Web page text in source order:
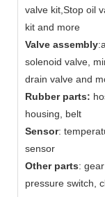
valve kit,Stop oil
kit and more
Valve assembly
solenoid valve,
drain valve and
Rubber parts:
housing, belt
Sensor:
sensor
Other parts:
pressure switch,